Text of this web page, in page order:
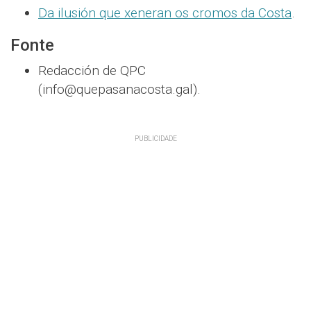
Da ilusión que xeneran os cromos da Costa.
Fonte
Redacción de QPC
(info@quepasanacosta.gal).